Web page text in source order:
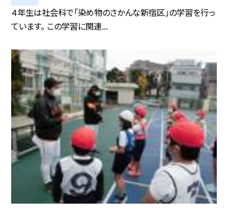
４年生は社会科で「染め物のさかんな新宿区」の学習を行っ
ています。 この学習に関連...